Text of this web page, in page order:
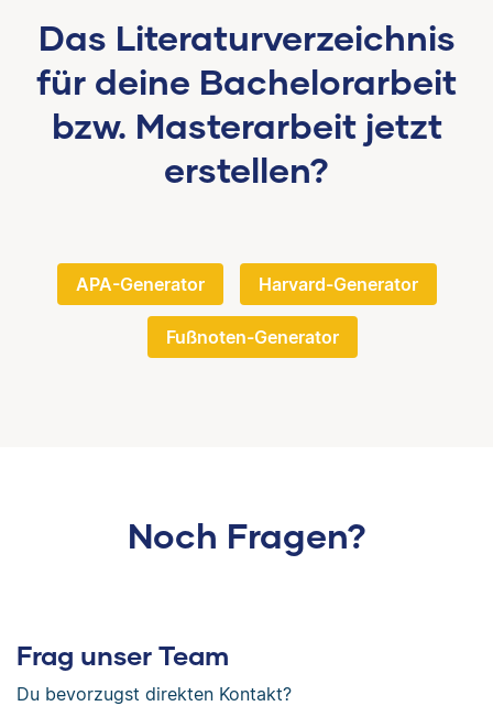
Das Literaturverzeichnis
für deine Bachelorarbeit
bzw. Masterarbeit jetzt
erstellen?
APA-Generator Harvard-Generator
Fußnoten-Generator
Noch Fragen?
Frag unser Team
Du bevorzugst direkten Kontakt?